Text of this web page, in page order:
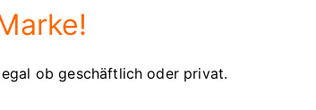
ob geschäftlich oder privat.